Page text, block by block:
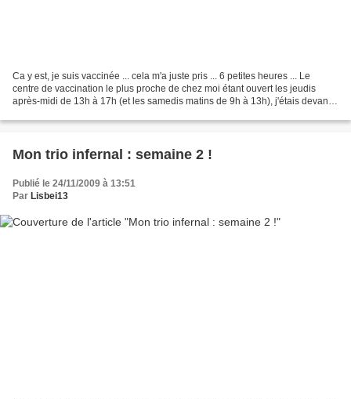
Ca y est, je suis vaccinée ... cela m'a juste pris ... 6 petites heures ... Le
centre de vaccination le plus proche de chez moi étant ouvert les jeudis
après-midi de 13h à 17h (et les samedis matins de 9h à 13h), j'étais devant
Mon trio infernal : semaine 2 !
Publié le 24/11/2009 à 13:51
Par Lisbei13